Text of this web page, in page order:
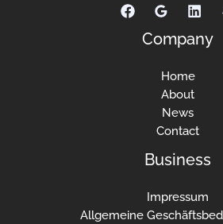
Company
Home
About
News
Contact
Business
Impressum
Allgemeine